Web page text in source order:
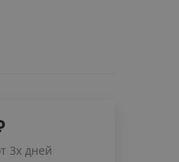
3х дней